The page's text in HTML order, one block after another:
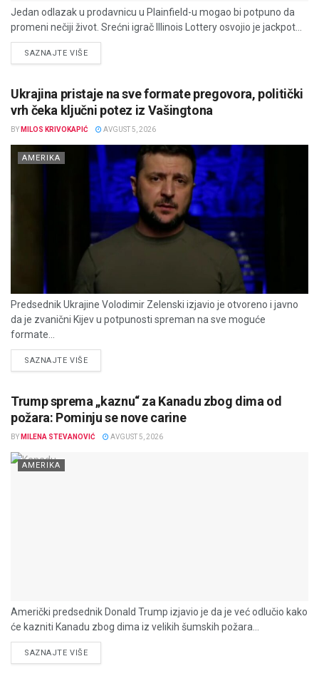
Jedan odlazak u prodavnicu u Plainfield-u mogao bi potpuno da
promeni nečiji život. Srećni igrač Illinois Lottery osvojio je jackpot...
SAZNAJTE VIŠEDETAILS
Ukrajina pristaje na sve formate pregovora, politički
vrh čeka ključni potez iz Vašingtona
BY MILOS KRIVOKAPIĆ AVGUST 5, 2026
AMERIKA
Predsednik Ukrajine Volodimir Zelenski izjavio je otvoreno i javno
da je zvanični Kijev u potpunosti spreman na sve moguće
formate...
SAZNAJTE VIŠEDETAILS
Trump sprema „kaznu“ za Kanadu zbog dima od
požara: Pominju se nove carine
BY MILENA STEVANOVIĆ AVGUST 5, 2026
AMERIKA
Američki predsednik Donald Trump izjavio je da je već odlučio kako
će kazniti Kanadu zbog dima iz velikih šumskih požara...
SAZNAJTE VIŠEDETAILS